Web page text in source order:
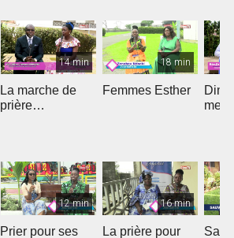
14 min
La marche de
prière
18 min
Femmes Esther
12 min
Prier pour ses
16 min
La prière pour